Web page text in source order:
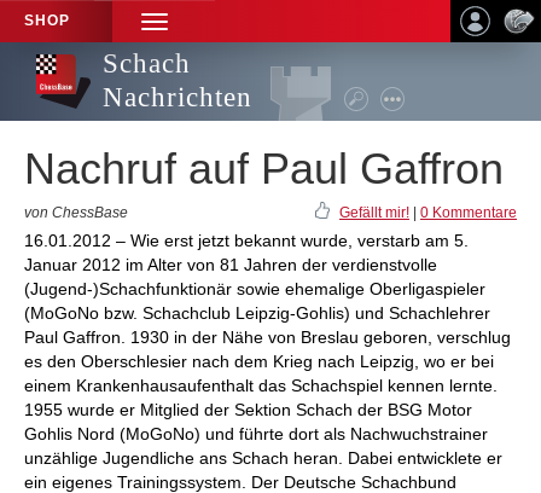
SHOP
TOGGLE
NAVIGATION
Schach
Nachrichten
Nachruf auf Paul Gaffron
von ChessBase Gefällt mir! 0 Kommentare
16.01.2012 – Wie erst jetzt bekannt wurde, verstarb am 5.
Januar 2012 im Alter von 81 Jahren der verdienstvolle
(Jugend-)Schachfunktionär sowie ehemalige Oberligaspieler
(MoGoNo bzw. Schachclub Leipzig-Gohlis) und Schachlehrer
Paul Gaffron. 1930 in der Nähe von Breslau geboren, verschlug
es den Oberschlesier nach dem Krieg nach Leipzig, wo er bei
einem Krankenhausaufenthalt das Schachspiel kennen lernte.
1955 wurde er Mitglied der Sektion Schach der BSG Motor
Gohlis Nord (MoGoNo) und führte dort als Nachwuchstrainer
unzählige Jugendliche ans Schach heran. Dabei entwicklete er
ein eigenes Trainingssystem. Der Deutsche Schachbund